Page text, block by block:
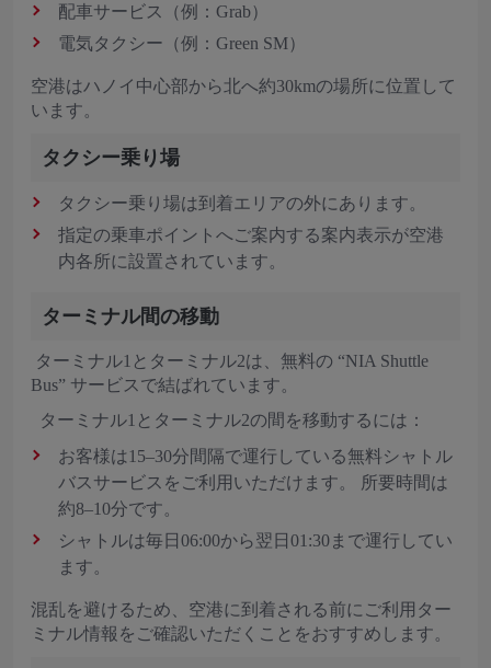
配車サービス（例：Grab）
電気タクシー（例：Green SM）
空港はハノイ中心部から北へ約30kmの場所に位置して
います。
タクシー乗り場
タクシー乗り場は到着エリアの外にあります。
指定の乗車ポイントへご案内する案内表示が空港
内各所に設置されています。
ターミナル間の移動
ターミナル1とターミナル2は、無料の “NIA Shuttle
Bus” サービスで結ばれています。
ターミナル1とターミナル2の間を移動するには：
お客様は15–30分間隔で運行している無料シャトル
バスサービスをご利用いただけます。 所要時間は
約8–10分です。
シャトルは毎日06:00から翌日01:30まで運行してい
ます。
混乱を避けるため、空港に到着される前にご利用ター
ミナル情報をご確認いただくことをおすすめします。